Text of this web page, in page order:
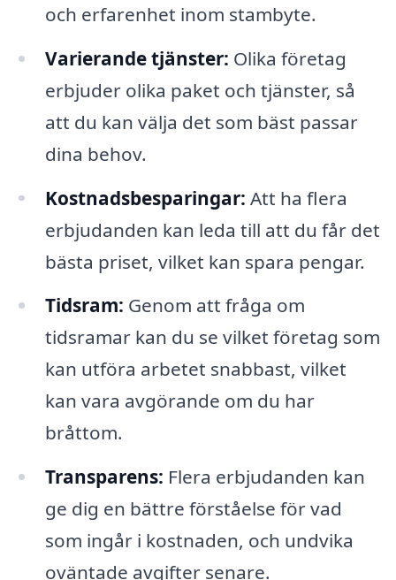
och erfarenhet inom stambyte.
Varierande tjänster: Olika företag
erbjuder olika paket och tjänster, så
att du kan välja det som bäst passar
dina behov.
Kostnadsbesparingar: Att ha flera
erbjudanden kan leda till att du får det
bästa priset, vilket kan spara pengar.
Tidsram: Genom att fråga om
tidsramar kan du se vilket företag som
kan utföra arbetet snabbast, vilket
kan vara avgörande om du har
bråttom.
Transparens: Flera erbjudanden kan
ge dig en bättre förståelse för vad
som ingår i kostnaden, och undvika
oväntade avgifter senare.